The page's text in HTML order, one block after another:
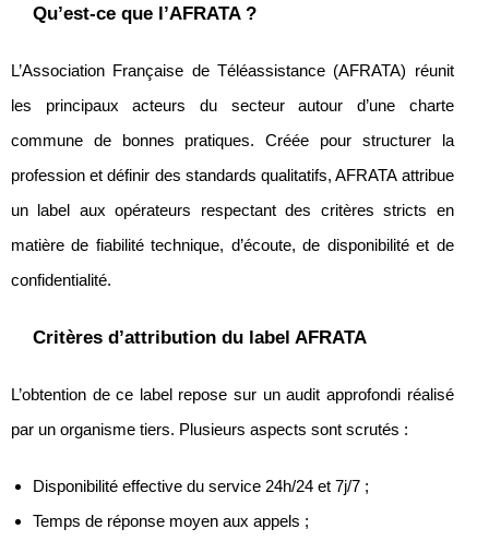
Qu’est-ce que l’AFRATA ?
L’Association Française de Téléassistance (AFRATA) réunit
les principaux acteurs du secteur autour d’une charte
commune de bonnes pratiques. Créée pour structurer la
profession et définir des standards qualitatifs, AFRATA attribue
un label aux opérateurs respectant des critères stricts en
matière de fiabilité technique, d’écoute, de disponibilité et de
confidentialité.
Critères d’attribution du label AFRATA
L’obtention de ce label repose sur un audit approfondi réalisé
par un organisme tiers. Plusieurs aspects sont scrutés :
Disponibilité effective du service 24h/24 et 7j/7 ;
Temps de réponse moyen aux appels ;